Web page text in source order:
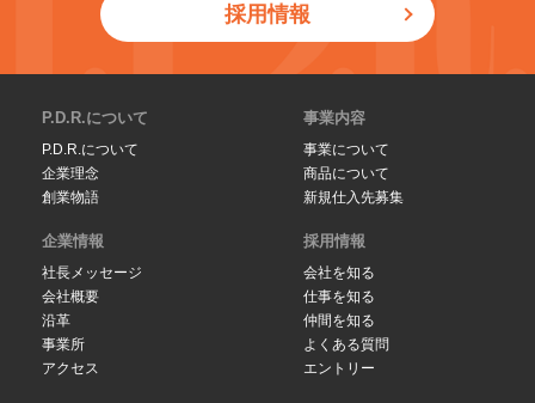
採用情報
P.D.R.について
P.D.R.について
企業理念
創業物語
事業内容
事業について
商品について
新規仕入先募集
企業情報
社長メッセージ
会社概要
沿革
事業所
アクセス
採用情報
会社を知る
仕事を知る
仲間を知る
よくある質問
エントリー